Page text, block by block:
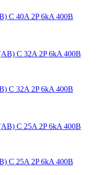
C 40A 2P 6kA 400В
C 32A 2P 6kA 400В
C 25A 2P 6kA 400В